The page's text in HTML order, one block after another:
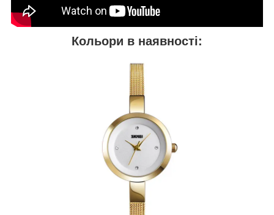
Кольори в наявності: